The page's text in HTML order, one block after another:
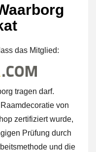
das Mitglied:
tragen darf.
von
zertifiziert wurde,
Prüfung durch
und die